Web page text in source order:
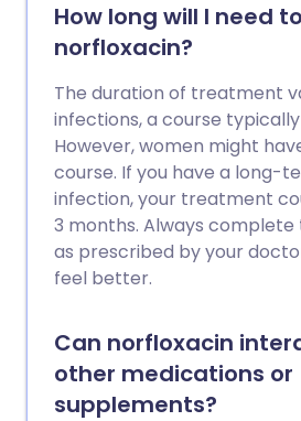
How long will I need
norfloxacin?
The duration of treatment
infections, a course
However, women might
course. If you have a long-
infection, your treatment
3 months. Always complete
as prescribed by your
feel better.
Can norfloxacin
other medications or
supplements?